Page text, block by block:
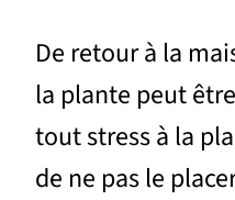
De retour à la
la plante peut
tout stress à la
de ne pas le